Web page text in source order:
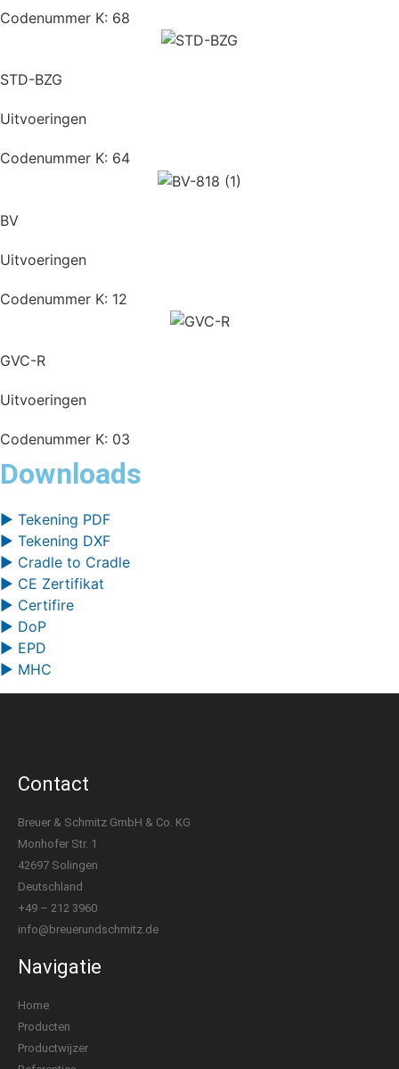
Codenummer K: 68
STD-BZG
Uitvoeringen
Codenummer K: 64
BV
Uitvoeringen
Codenummer K: 12
GVC-R
Uitvoeringen
Codenummer K: 03
Downloads
▶ Tekening PDF
▶ Tekening DXF
▶ Cradle to Cradle
▶ CE Zertifikat
▶ Certifire
▶ DoP
▶ EPD
▶ MHC
Contact
Breuer & Schmitz GmbH & Co. KG
Monhofer Str. 1
42697 Solingen
Deutschland
+49 – 212 3960
info@breuerundschmitz.de
Navigatie
Home
Producten
Productwijzer